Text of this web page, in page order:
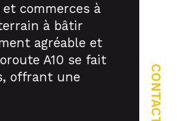
CONTACT
commerces à
à bâtir
agréable et
A10 se fait
offrant une